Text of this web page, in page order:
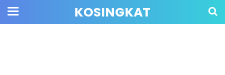
KOSINGKAT